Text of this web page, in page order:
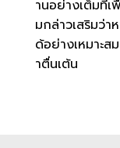
านอย่างเต็มที่
มกล่าวเสริมว่า
ด้อย่างเหมาะ
าตื่นเต้น